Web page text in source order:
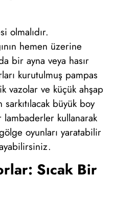
olmalıdır.
hemen üzerine
bir ayna veya hasır
kurutulmuş pampas
vazolar ve küçük ahşap
büyük boy
lambaderler kullanarak
oyunları yaratabilir
Sıcak Bir